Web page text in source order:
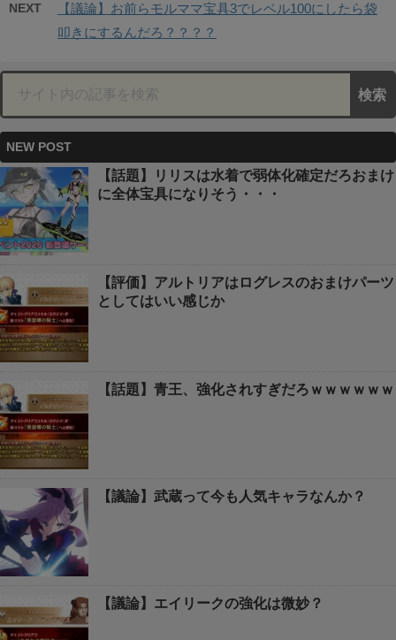
NEXT
【議論】お前らモルママ宝具3でレベル100にしたら袋
叩きにするんだろ？？？？
NEW POST
【話題】リリスは水着で弱体化確定だろおまけ
に全体宝具になりそう・・・
【評価】アルトリアはログレスのおまけパーツ
としてはいい感じか
【話題】青王、強化されすぎだろｗｗｗｗｗｗ
【議論】武蔵って今も人気キャラなんか？
【議論】エイリークの強化は微妙？